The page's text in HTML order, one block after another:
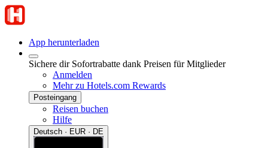
App herunterladen
Sichere dir Sofortrabatte dank Preisen für Mitglieder
Anmelden
Mehr zu Hotels.com Rewards
Posteingang
Reisen buchen
Hilfe
Deutsch · EUR · DE